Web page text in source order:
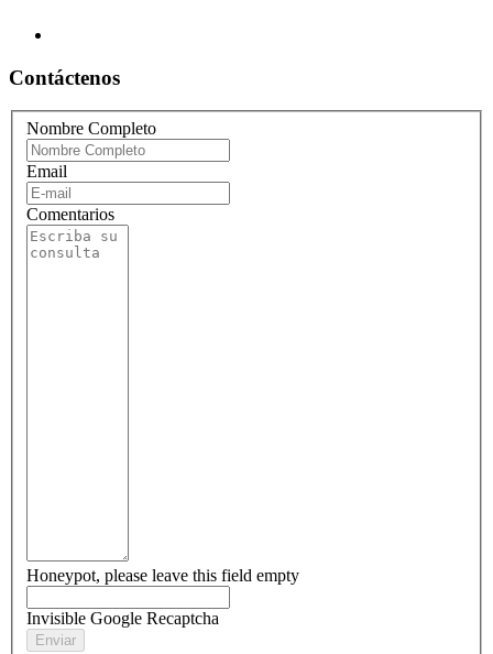
Contáctenos
Nombre Completo
Email
Comentarios
Honeypot, please leave this field empty
Invisible Google Recaptcha